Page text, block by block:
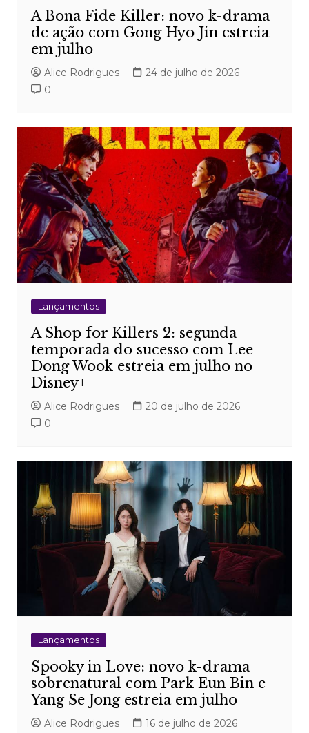
A Bona Fide Killer: novo k-drama
de ação com Gong Hyo Jin estreia
em julho
Alice Rodrigues
24 de julho de 2026
0
Lançamentos
A Shop for Killers 2: segunda
temporada do sucesso com Lee
Dong Wook estreia em julho no
Disney+
Alice Rodrigues
20 de julho de 2026
0
Lançamentos
Spooky in Love: novo k-drama
sobrenatural com Park Eun Bin e
Yang Se Jong estreia em julho
Alice Rodrigues
16 de julho de 2026